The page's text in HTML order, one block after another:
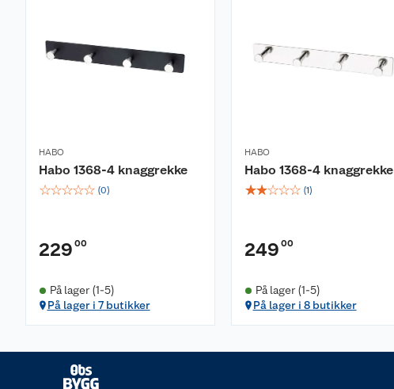
HABO
Habo 1368-4 knaggrekke
☆☆☆☆☆ (0)
229 00
På lager (1-5)
På lager i 7 butikker
HABO
Habo 1368-4 knaggrekke
☆☆☆☆☆ (1)
249 00
På lager (1-5)
På lager i 8 butikker